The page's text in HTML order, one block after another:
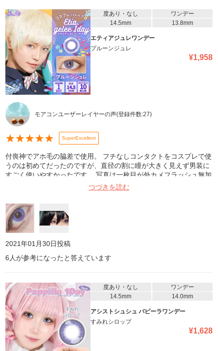
度あり・なし
ワンデー
14.5mm
13.8mm
エティアジュレワンデー
プルーンジュレ
¥1,958
モアコンユーザーレイヤーの声(登録件数:27)
★★★★★ SuperExcellent
付喪神でアホ毛の脇差で使用。 フチなしコンタクトをコスプレで使
うのは初めてだったのですが、直径の割に瞳が大きく見えず男装に
すごく使いやすかったです。 写真は一枚目が外カメフラッシュ無加
つづきを読む
2021年01月30日投稿
6 人が参考になったと答えています
度あり・なし
ワンデー
14.5mm
14.0mm
アシストシュシュ パピーラワンデー
すみれシロップ
¥1,628